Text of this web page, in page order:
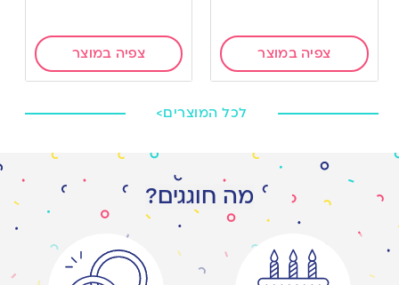
צפיה במוצר צפיה במוצר
לכל המוצרים>
מה חוגגים?